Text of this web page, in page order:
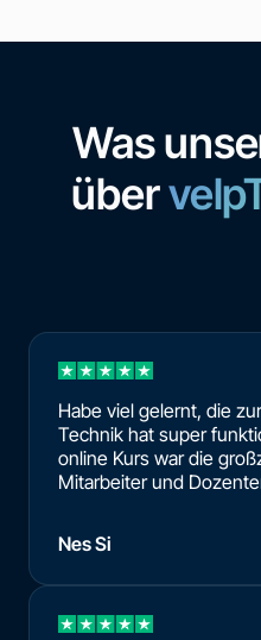
Was
über
Habe viel gelernt, die
Technik hat super
online Kurs war die
Mitarbeiter und
Nes Si